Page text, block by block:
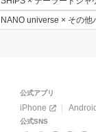
NANO universe × その他
公式アプリ
iPhone Android
公式SNS